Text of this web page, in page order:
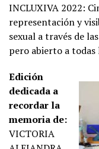
INCLUXIVA 2022:
representación y
sexual a través de
pero abierto a todas
Edición
dedicada a
recordar la
memoria de:
VICTORIA